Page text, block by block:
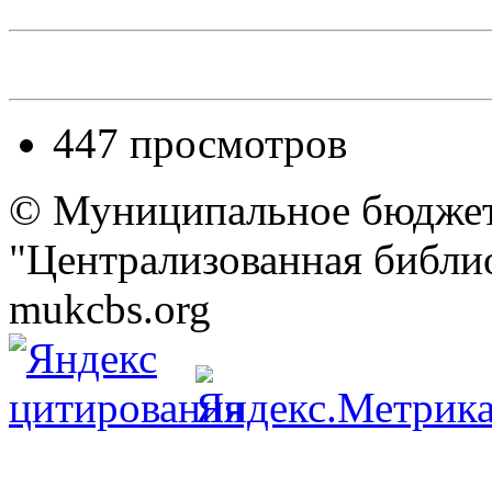
447 просмотров
© Муниципальное
"Централизованная
mukcbs.org